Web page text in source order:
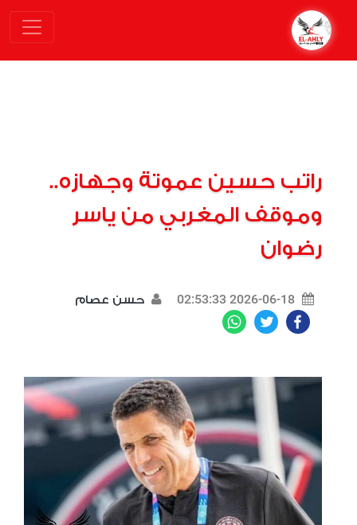
راتب حسين عموتة وجهازه..
وموقف المغربي من ياسر
رضوان
2026-06-18 02:53:33 حسن عصام
Facebook
Twitter